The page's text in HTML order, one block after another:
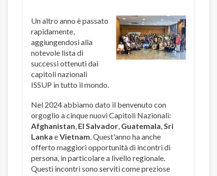
Un altro anno è passato
rapidamente,
aggiungendosi alla
notevole lista di
successi ottenuti dai
capitoli nazionali
ISSUP in tutto il mondo.
Nel 2024 abbiamo dato il benvenuto con
orgoglio a cinque nuovi Capitoli Nazionali:
Afghanistan, El Salvador, Guatemala,Sri
Lanka eVietnam. Quest'anno ha anche
offerto maggiori opportunità di incontri di
persona, in particolare a livello regionale.
Questi incontri sono serviti come preziose